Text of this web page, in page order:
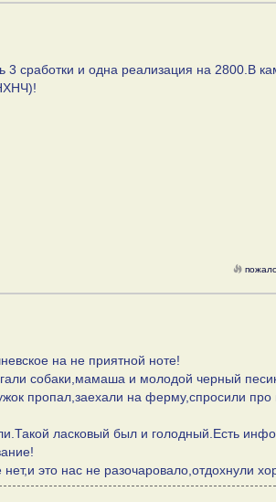
сработки и одна реализация на 2800.В
на не приятной ноте!
собаки,мамаша и молодой черный
пропал,заехали на ферму,спросили про
ласковый был и голодный.Есть
это нас не разочаровало,отдохнули